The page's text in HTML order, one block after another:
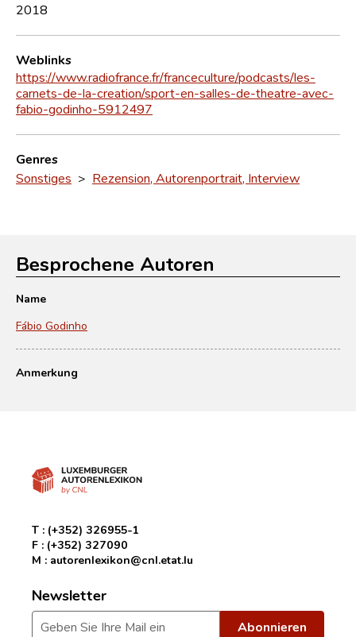
2018
Weblinks
https://www.radiofrance.fr/franceculture/podcasts/les-
carnets-de-la-creation/sport-en-salles-de-theatre-avec-
fabio-godinho-5912497
Genres
Sonstiges > Rezension, Autorenportrait, Interview
Besprochene Autoren
Name
Fábio Godinho
Anmerkung
T : (+352) 326955-1
F : (+352) 327090
M : autorenlexikon@cnl.etat.lu
Newsletter